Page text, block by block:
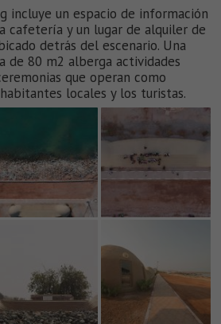
incluye un espacio de información
cafetería y un lugar de alquiler de
detrás del escenario. Una
de 80 m2 alberga actividades
que operan como
locales y los turistas.